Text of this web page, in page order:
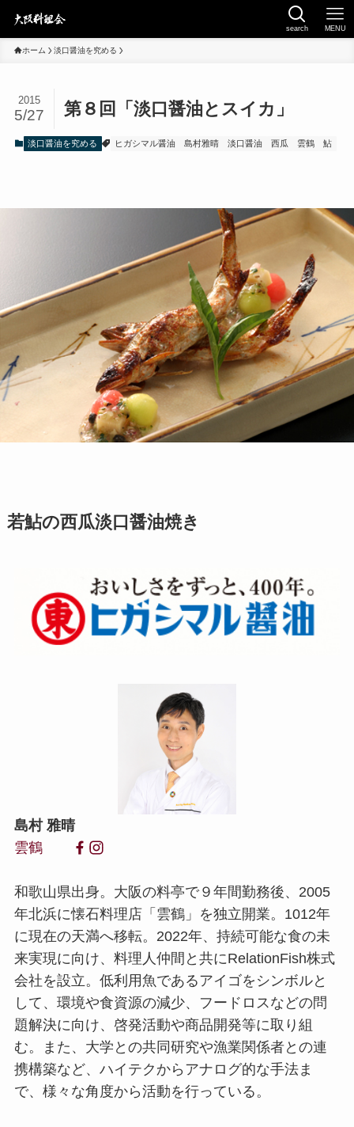
search MENU
ホーム 淡口醤油を究める
第８回「淡口醤油とスイカ」
2015
5/27
淡口醤油を究める ヒガシマル醤油 島村雅晴 淡口醤油 西瓜 雲鶴 鮎
若鮎の西瓜淡口醤油焼き
島村 雅晴
雲鶴
和歌山県出身。大阪の料亭で９年間勤務後、2005
年北浜に懐石料理店「雲鶴」を独立開業。1012年
に現在の天満へ移転。2022年、持続可能な食の未
来実現に向け、料理人仲間と共にRelationFish株式
会社を設立。低利用魚であるアイゴをシンボルと
して、環境や食資源の減少、フードロスなどの問
題解決に向け、啓発活動や商品開発等に取り組
む。また、大学との共同研究や漁業関係者との連
携構築など、ハイテクからアナログ的な手法ま
で、様々な角度から活動を行っている。